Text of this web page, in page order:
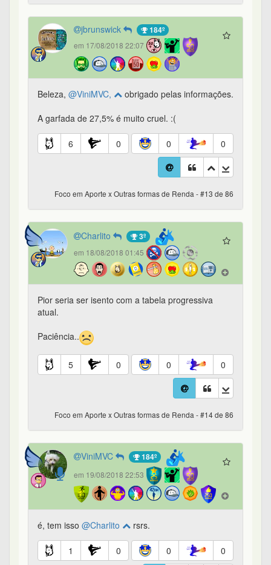
jbrunswick 184º
em 17/08/2018 22:07
Beleza, @ViniMVC,
obrigado pelas informações.
A garfada de 27,5% é muito cruel. :(
6 0 0 0
Foco em Aporte x Outras formas de Renda - #13 de 86
Charlito 3º
em 18/08/2018 01:45
Pior seria ser isento com a tabela progressiva
atual.
Paciência..
5 0 0 0
Foco em Aporte x Outras formas de Renda - #14 de 86
ViniMVC 184º
em 19/08/2018 22:53
é, tem isso @Charlito rsrs.
1 0 0 0